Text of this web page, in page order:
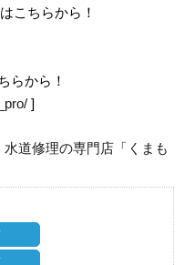
こちらから！
らから！
]
道修理の専門店「くまも